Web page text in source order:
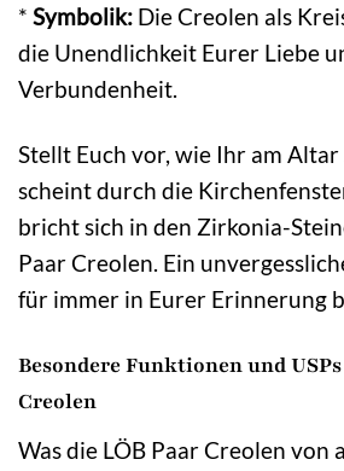
* Symbolik: Die Creolen als
die Unendlichkeit Eurer Liebe
Verbundenheit.
Stellt Euch vor, wie Ihr am Altar
scheint durch die
bricht sich in den Zirkonia-
Paar Creolen. Ein
für immer in Eurer Erinnerung
Besondere Funktionen und
Creolen
Was die LÖB Paar Creolen von